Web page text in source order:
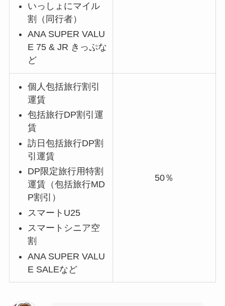
いっしょにマイル
割（同行者）
ANA SUPER VALU
E 75 & JR きっぷな
ど
個人包括旅行割引
運賃
包括旅行DP割引運
賃
訪日包括旅行DP割
引運賃
DP限定旅行用特割
運賃（包括旅行MD
P割引）
スマートU25
スマートシニア空
割
ANA SUPER VALU
E SALEなど
50％